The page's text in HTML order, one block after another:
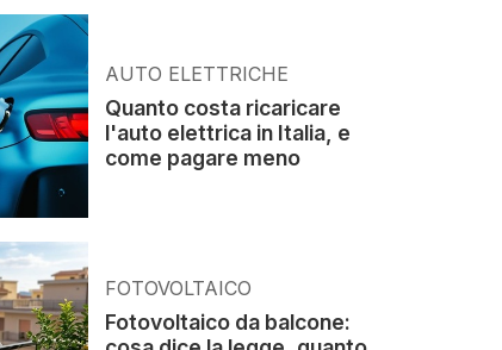
AUTO ELETTRICHE
Quanto costa ricaricare
l'auto elettrica in Italia, e
come pagare meno
FOTOVOLTAICO
Fotovoltaico da balcone: